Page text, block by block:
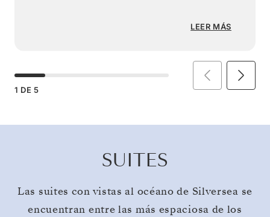
LEER MÁS
1 DE 5
SUITES
Las suites con vistas al océano de Silversea se
encuentran entre las más espaciosa de los